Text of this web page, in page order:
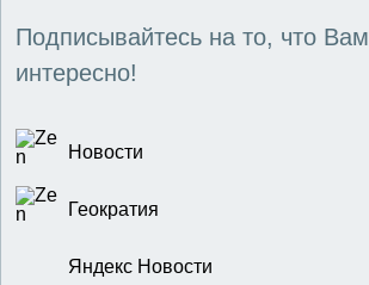
Подписывайтесь на то, что Вам
интересно!
Новости
Геократия
Яндекс Новости